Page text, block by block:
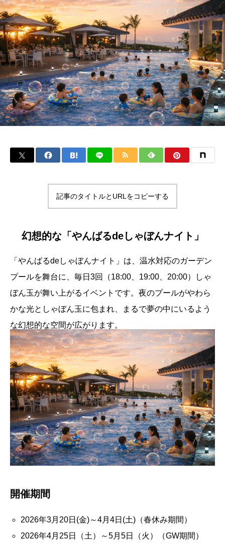
記事のタイトルとURLをコピーする
幻想的な「やんばるdeしゃぼんナイト」
「やんばるdeしゃぼんナイト」は、温水対応のガーデン
プールを舞台に、毎日3回（18:00、19:00、20:00）しゃ
ぼん玉が舞い上がるイベントです。夜のプールがやわら
かな光としゃぼん玉に包まれ、まるで夢の中にいるよう
な幻想的な空間が広がります。
開催期間
2026年3月20日(金)～4月4日(土)（春休み期間）
2026年4月25日（土）～5月5日（火）（GW期間）